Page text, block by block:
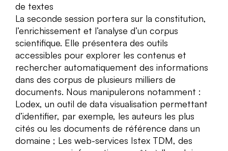
de textes
La seconde session portera sur la constitution,
l’enrichissement et l’analyse d’un corpus
scientifique. Elle présentera des outils
accessibles pour explorer les contenus et
rechercher automatiquement des informations
dans des corpus de plusieurs milliers de
documents. Nous manipulerons notamment :
Lodex, un outil de data visualisation permettant
d’identifier, par exemple, les auteurs les plus
cités ou les documents de référence dans un
domaine ; Les web-services Istex TDM, des